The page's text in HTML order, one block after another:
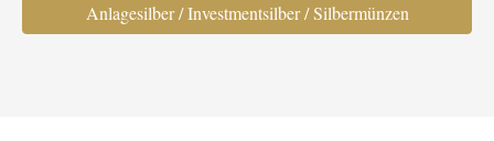
Anlagesilber / Investmentsilber / Silbermünzen